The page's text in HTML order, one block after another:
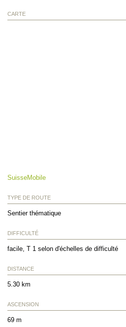
CARTE
SuisseMobile
TYPE DE ROUTE
Sentier thématique
DIFFICULTÉ
facile, T 1 selon d'échelles de difficulté
DISTANCE
5.30 km
ASCENSION
69 m